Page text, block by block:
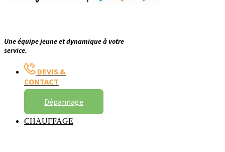
Une équipe jeune et dynamique à votre
service.
DEVIS &
CONTACT
Dépannage
CHAUFFAGE